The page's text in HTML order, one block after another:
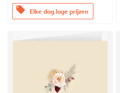
offers Elke dag lage prijzen